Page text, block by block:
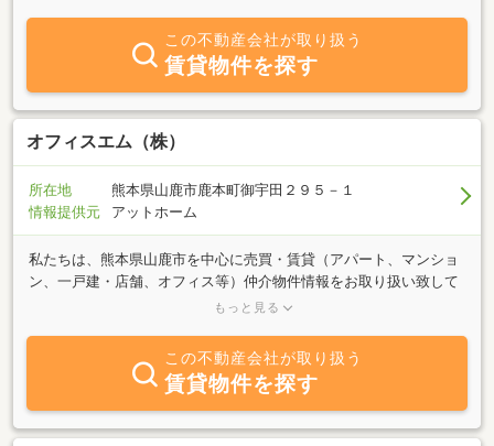
この不動産会社が取り扱う
賃貸物件を探す
オフィスエム（株）
所在地
熊本県山鹿市鹿本町御宇田２９５－１
情報提供元
アットホーム
私たちは、熊本県山鹿市を中心に売買・賃貸（アパート、マンショ
ン、一戸建・店舗、オフィス等）仲介物件情報をお取り扱い致して
おります。お客様が安心してお住まいを探される為には、資料から
も大切であると考え、お客様に対して業務上のマイナス面において
も包み隠さずお話しします。種目を問わず、売買から賃貸管理業務
まであらゆる不動産に関するお客様のニーズに対しベストな選択を
ご提案させて頂くと共に、物件事由に限らず、どんなに些細な事に
対しても迅速にお応えできる会社を目指しており、心を込めた、お
もっと見る
この不動産会社が取り扱う
賃貸物件を探す